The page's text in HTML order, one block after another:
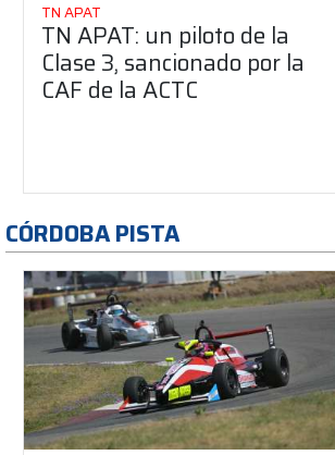
TN APAT
TN APAT: un piloto de la
Clase 3, sancionado por la
CAF de la ACTC
CÓRDOBA PISTA